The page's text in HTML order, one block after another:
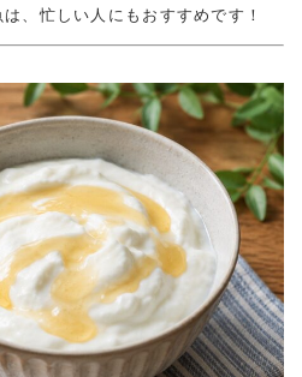
、忙しい人にもおすすめです！